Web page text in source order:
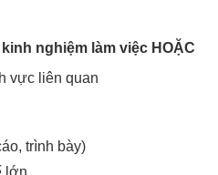
nghiệm làm việc HOẶC
vực liên quan
trình bày)
lớn